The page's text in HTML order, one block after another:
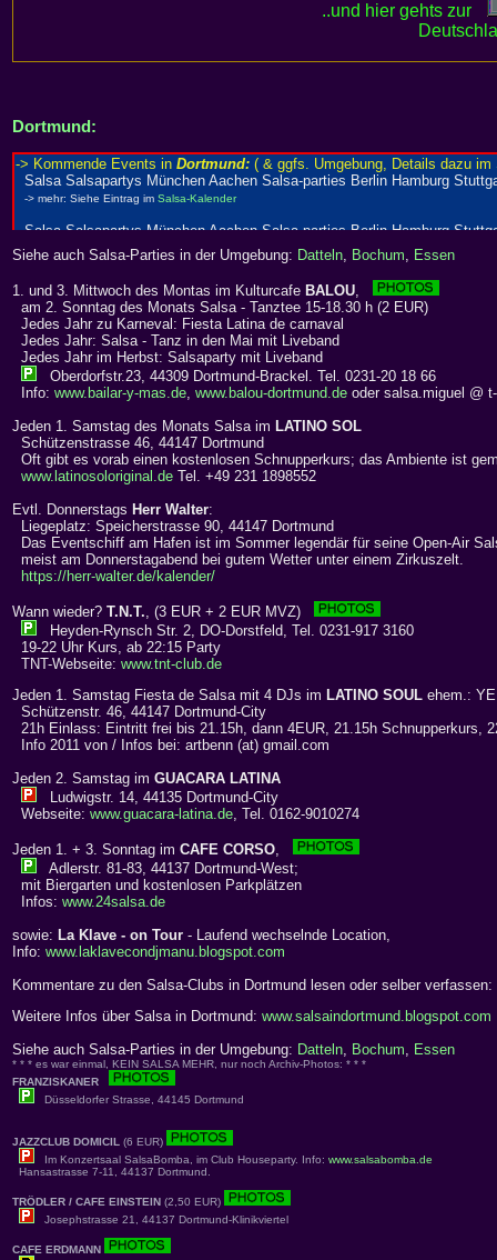
..und hier gehts zur
Dortmund:
Siehe auch Salsa-Parties in der Umgebung: Datteln, Bochum, Essen
1. und 3. Mittwoch des Montas im Kulturcafe BALOU,
am 2. Sonntag des Monats Salsa - Tanztee 15-18.30 h (2 EUR)
Jedes Jahr zu Karneval: Fiesta Latina de carnaval
Jedes Jahr: Salsa - Tanz in den Mai mit Liveband
Jedes Jahr im Herbst: Salsaparty mit Liveband
Oberdorfstr.23, 44309 Dortmund-Brackel. Tel. 0231-20 18 66
Info: www.bailar-y-mas.de, www.balou-dortmund.de oder salsa.miguel @
Jeden 1. Samstag des Monats Salsa im LATINO SOL
Schützenstrasse 46, 44147 Dortmund
Oft gibt es vorab einen kostenlosen Schnupperkurs; das Ambiente ist
www.latinosoloriginal.de Tel. +49 231 1898552
Evtl. Donnerstags Herr Walter:
Liegeplatz: Speicherstrasse 90, 44147 Dortmund
Das Eventschiff am Hafen ist im Sommer legendär für seine Open-Air
meist am Donnerstagabend bei gutem Wetter unter einem Zirkuszelt.
https://herr-walter.de/kalender/
Wann wieder? T.N.T., (3 EUR + 2 EUR MVZ)
Heyden-Rynsch Str. 2, DO-Dorstfeld, Tel. 0231-917 3160
19-22 Uhr Kurs, ab 22:15 Party
TNT-Webseite: www.tnt-club.de
Jeden 1. Samstag Fiesta de Salsa mit 4 DJs im LATINO SOUL ehem.:
Schützenstr. 46, 44147 Dortmund-City
21h Einlass: Eintritt frei bis 21.15h, dann 4EUR, 21.15h Schnupperkurs,
Info 2011 von / Infos bei: artbenn (at) gmail.com
Jeden 2. Samstag im GUACARA LATINA
Ludwigstr. 14, 44135 Dortmund-City
Webseite: www.guacara-latina.de, Tel. 0162-9010274
Jeden 1. + 3. Sonntag im CAFE CORSO,
Adlerstr. 81-83, 44137 Dortmund-West;
mit Biergarten und kostenlosen Parkplätzen
Infos: www.24salsa.de
sowie: La Klave - on Tour - Laufend wechselnde Location,
Info: www.laklavecondjmanu.blogspot.com
Kommentare zu den Salsa-Clubs in Dortmund lesen oder selber verfassen:
Weitere Infos über Salsa in Dortmund: www.salsaindortmund.blogspot.com
Siehe auch Salsa-Parties in der Umgebung: Datteln, Bochum, Essen
* * * es war einmal, KEIN SALSA MEHR, nur noch Archiv-Photos: * * *
FRANZISKANER
Düsseldorfer Strasse, 44145 Dortmund
JAZZCLUB DOMICIL (6 EUR)
Im Konzertsaal SalsaBomba, im Club Houseparty. Info: www.salsabomba.de
Hansastrasse 7-11, 44137 Dortmund.
TRÖDLER / CAFE EINSTEIN (2,50 EUR)
Josephstrasse 21, 44137 Dortmund-Klinikviertel
CAFE ERDMANN